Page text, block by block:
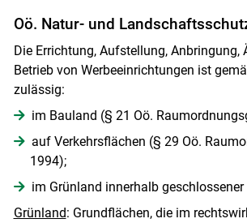
Oö. Natur- und
Die Errichtung, Aufstellung, Anbringung,
Betrieb von Werbeeinrichtungen ist
zulässig:
im Bauland (§ 21 Oö.
auf Verkehrsflächen (§ 29 Oö.
1994);
im Grünland innerhalb
Grünland: Grundflächen, die im